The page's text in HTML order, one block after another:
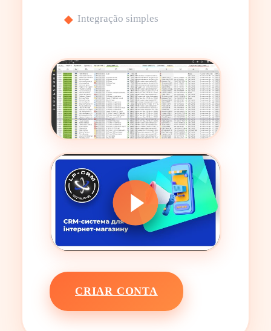
Integração simples
CRIAR CONTA